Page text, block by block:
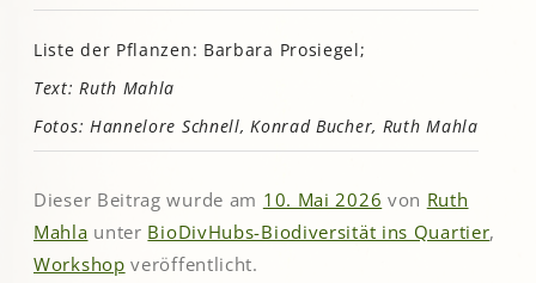
Liste der Pflanzen: Barbara Prosiegel;
Text: Ruth Mahla
Fotos: Hannelore Schnell, Konrad Bucher, Ruth Mahla
Dieser Beitrag wurde am 10. Mai 2026 von Ruth
Mahla unter BioDivHubs-Biodiversität ins Quartier,
Workshop veröffentlicht.